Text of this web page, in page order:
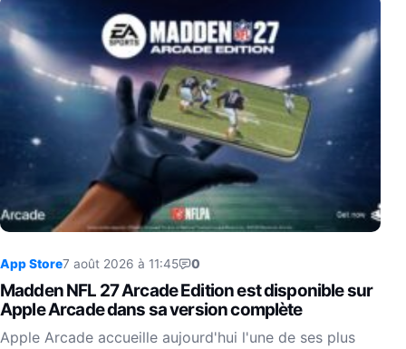
App Store7 août 2026 à 11:45 0
Madden NFL 27 Arcade Edition est disponible sur
Apple Arcade dans sa version complète
Apple Arcade accueille aujourd'hui l'une de ses plus